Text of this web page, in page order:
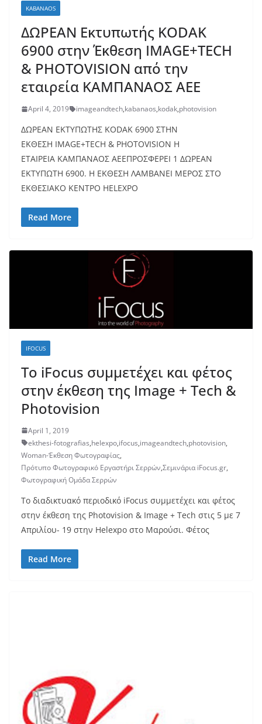
KABANAOS
ΔΩΡΕΑΝ Εκτυπωτής KODAK
6900 στην Έκθεση IMAGE+TECH
& PHOTOVISION από την
εταιρεία ΚΑΜΠΑΝΑΟΣ ΑΕΕ
April 4, 2019 imageandtech,kabanaos,kodak,photovision
ΔΩΡΕΑΝ ΕΚΤΥΠΩΤΗΣ KODAK 6900 ΣΤΗΝ
ΕΚΘΕΣΗ IMAGE+TECH & PHOTOVISION Η
ΕΤΑΙΡΕΙΑ ΚΑΜΠΑΝΑΟΣ ΑΕΕΠΡΟΣΦΕΡΕΙ 1 ΔΩΡΕΑΝ
ΕΚΤΥΠΩΤΗ 6900. Η ΕΚΘΕΣΗ ΛΑΜΒΑΝΕΙ ΜΕΡΟΣ ΣΤΟ
ΕΚΘΕΣΙΑΚΟ ΚΕΝΤΡΟ HELEXPO
Read More
IFOCUS
Το iFocus συμμετέχει και φέτος
στην έκθεση της Image + Tech &
Photovision
April 1, 2019
ekthesi-fotografias,helexpo,ifocus,imageandtech,photovision,
Woman-Έκθεση Φωτογραφίας,
Πρότυπο Φωτογραφικό Εργαστήρι Σερρών,Σεμινάρια iFocus.gr,
Φωτογραφική Ομάδα Σερρών
To διαδικτυακό περιοδικό iFocus συμμετέχει και φέτος
στην έκθεση της Photovision & Image + Tech στις 5 με 7
Απριλίου- 19 στην Helexpo στο Μαρούσι. Φέτος
Read More